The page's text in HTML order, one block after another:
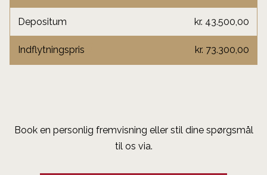
Depositum kr. 43.500,00
Indflytningspris kr. 73.300,00
Book en personlig fremvisning eller stil dine spørgsmål
til os via.